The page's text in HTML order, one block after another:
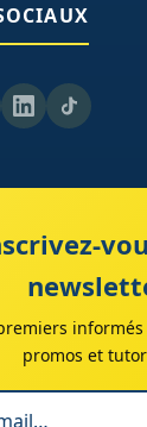
promos et